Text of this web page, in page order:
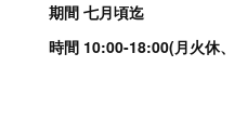
期間 七月頃迄
時間 10:00-18:00(月火休